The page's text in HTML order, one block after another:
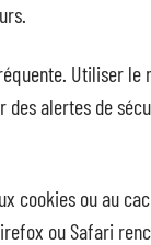
Utiliser le
alertes de
cookies ou au
ou Safari